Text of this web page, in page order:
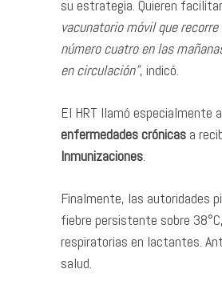
su estrategia. Quieren
vacunatorio móvil que
número cuatro en las
en circulación”, indicó.
El HRT llamó especialmente
enfermedades crónicas a
Inmunizaciones.
Finalmente, las autoridades
fiebre persistente sobre
respiratorias en lactantes.
salud.